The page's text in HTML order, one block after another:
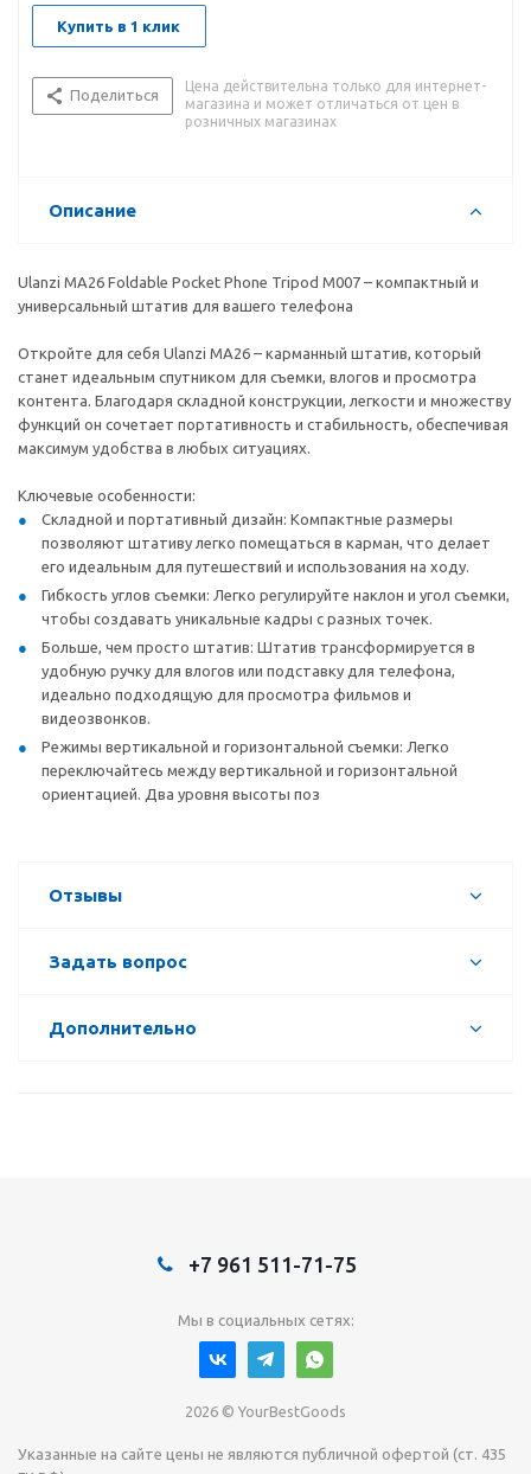
Купить в 1 клик
Поделиться
Цена действительна только для интернет-
магазина и может отличаться от цен в
розничных магазинах
Описание
Ulanzi MA26 Foldable Pocket Phone Tripod M007 – компактный и
универсальный штатив для вашего телефона
Откройте для себя Ulanzi MA26 – карманный штатив, который
станет идеальным спутником для съемки, влогов и просмотра
контента. Благодаря складной конструкции, легкости и множеству
функций он сочетает портативность и стабильность, обеспечивая
максимум удобства в любых ситуациях.
Ключевые особенности:
Складной и портативный дизайн: Компактные размеры
позволяют штативу легко помещаться в карман, что делает
его идеальным для путешествий и использования на ходу.
Гибкость углов съемки: Легко регулируйте наклон и угол съемки,
чтобы создавать уникальные кадры с разных точек.
Больше, чем просто штатив: Штатив трансформируется в
удобную ручку для влогов или подставку для телефона,
идеально подходящую для просмотра фильмов и
видеозвонков.
Режимы вертикальной и горизонтальной съемки: Легко
переключайтесь между вертикальной и горизонтальной
ориентацией. Два уровня высоты поз
Отзывы
Задать вопрос
Дополнительно
+7 961 511-71-75
Мы в социальных сетях:
2026 © YourBestGoods
Указанные на сайте цены не являются публичной офертой (ст. 435